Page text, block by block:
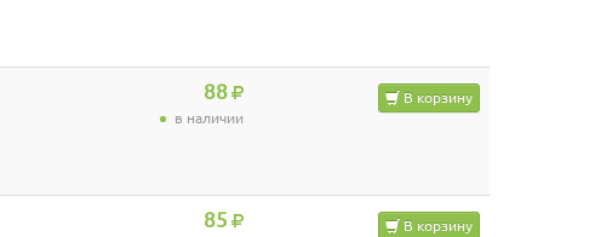
88
в наличии
В корзину
85 В корзину